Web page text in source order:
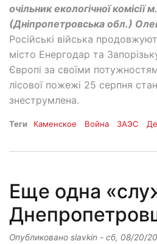
очільник екологічної комісії
(Дніпропетровська обл.)
Російські війська
місто Енергодар та
Європі за своїми
лісової пожежі 25 серпня
знеструмлена.
Теги Каменское Война ЗАЭС
Еще одна
Опубликовано slavkin - сб, 08/20/